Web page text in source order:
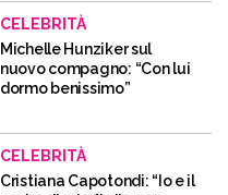
CELEBRITÀ
Michelle Hunziker sul
nuovo compagno: “Con lui
dormo benissimo”
CELEBRITÀ
Cristiana Capotondi: “Io e il